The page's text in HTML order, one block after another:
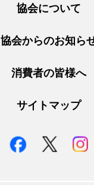
協会について
協会からのお知ら
消費者の皆様へ
サイトマップ